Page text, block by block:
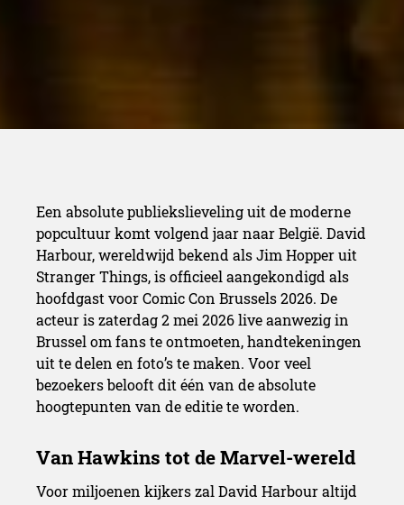
Een absolute publiekslieveling uit de moderne
popcultuur komt volgend jaar naar België. David
Harbour, wereldwijd bekend als Jim Hopper uit
Stranger Things, is officieel aangekondigd als
hoofdgast voor Comic Con Brussels 2026. De
acteur is zaterdag 2 mei 2026 live aanwezig in
Brussel om fans te ontmoeten, handtekeningen
uit te delen en foto’s te maken. Voor veel
bezoekers belooft dit één van de absolute
hoogtepunten van de editie te worden.
Voor miljoenen kijkers zal David Harbour altijd